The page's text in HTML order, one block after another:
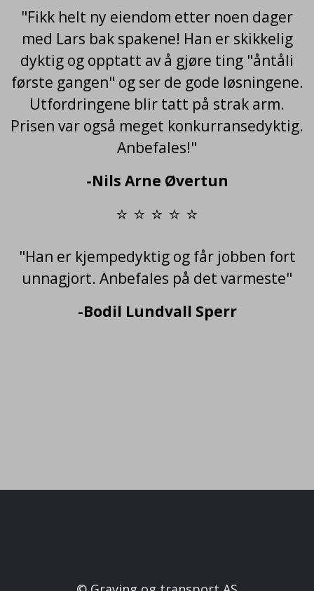
"Fikk helt ny eiendom etter noen dager
med Lars bak spakene! Han er skikkelig
dyktig og opptatt av å gjøre ting "åntåli
første gangen" og ser de gode løsningene.
Utfordringene blir tatt på strak arm.
Prisen var også meget konkurransedyktig.
Anbefales!"
-Nils Arne Øvertun
⭐ ⭐ ⭐ ⭐ ⭐
"Han er kjempedyktig og får jobben fort
unnagjort. Anbefales på det varmeste"
-Bodil Lundvall Sperr